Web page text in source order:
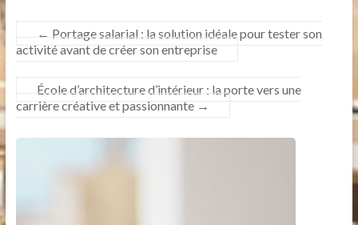
← Portage salarial : la solution idéale pour tester son
activité avant de créer son entreprise
École d’architecture d’intérieur : la porte vers une
carrière créative et passionnante →